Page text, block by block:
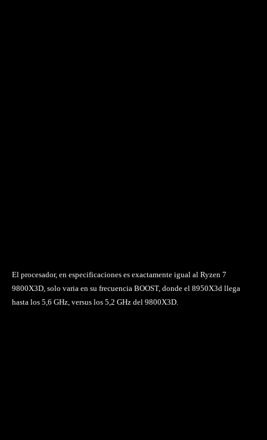
El procesador, en especificaciones es exactamente igual al Ryzen 7
9800X3D, solo varia en su frecuencia BOOST, donde el 8950X3d llega
hasta los 5,6 GHz, versus los 5,2 GHz del 9800X3D.